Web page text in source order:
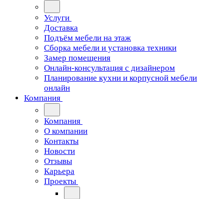
Услуги
Доставка
Подъём мебели на этаж
Сборка мебели и установка техники
Замер помещения
Онлайн-консультация с дизайнером
Планирование кухни и корпусной мебели
онлайн
Компания
Компания
О компании
Контакты
Новости
Отзывы
Карьера
Проекты